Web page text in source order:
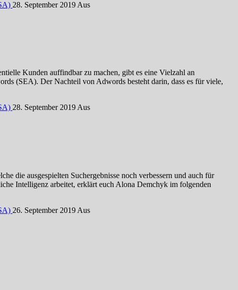
28. September 2019 Aus
Kunden auffindbar zu machen, gibt es eine Vielzahl an
(SEA). Der Nachteil von Adwords besteht darin, dass es für viele,
28. September 2019Aus
die ausgespielten Suchergebnisse noch verbessern und auch für
Intelligenz arbeitet, erklärt euch Alona Demchyk im folgenden
26. September 2019 Aus